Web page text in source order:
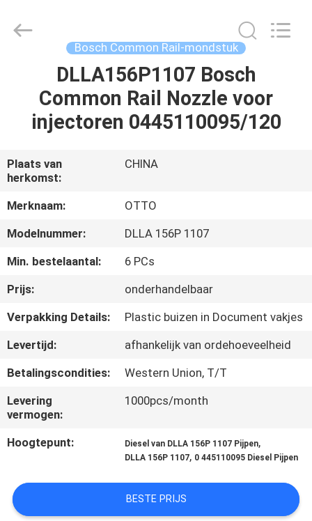
PRODUCTEN
OVER
ONS
FABRIEKSTOUR
NEEM
CONTACT
MET
ONS
OP
GEVALLEN
AUTO
PARTS
Bosch Common Rail-mondstuk
DLLA156P1107 Bosch
Common Rail Nozzle voor
injectoren 0445110095/120
Plaats van
herkomst:
CHINA
Merknaam:
OTTO
Modelnummer:
DLLA 156P 1107
Min. bestelaantal:
6 PCs
Prijs:
onderhandelbaar
Verpakking Details:
Plastic buizen in Document vakjes
Levertijd:
afhankelijk van ordehoeveelheid
Betalingscondities:
Western Union, T/T
Levering
vermogen:
1000pcs/month
Hoogtepunt: Diesel van DLLA 156P 1107 Pijpen,
DLLA 156P 1107, 0 445110095 Diesel Pijpen
BESTE PRIJS